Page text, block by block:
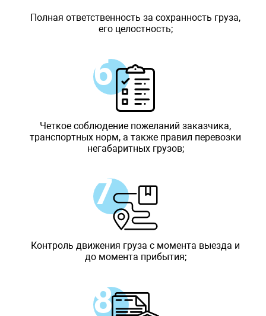
Полная ответственность за сохранность груза,
его целостность;
Четкое соблюдение пожеланий заказчика,
транспортных норм, а также правил перевозки
негабаритных грузов;
Контроль движения груза с момента выезда и
до момента прибытия;